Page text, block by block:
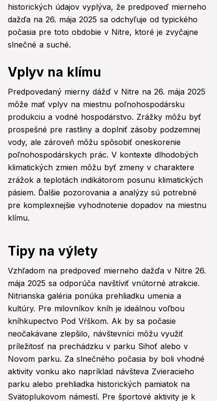
historických údajov vyplýva, že predpoveď mierneho
dažďa na 26. mája 2025 sa odchyľuje od typického
počasia pre toto obdobie v Nitre, ktoré je zvyčajne
slnečné a suché.
Vplyv na klímu
Predpovedaný mierny dážď v Nitre na 26. mája 2025
môže mať vplyv na miestnu poľnohospodársku
produkciu a vodné hospodárstvo. Zrážky môžu byť
prospešné pre rastliny a doplniť zásoby podzemnej
vody, ale zároveň môžu spôsobiť oneskorenie
poľnohospodárskych prác. V kontexte dlhodobých
klimatických zmien môžu byť zmeny v charaktere
zrážok a teplotách indikátorom posunu klimatických
pásiem. Ďalšie pozorovania a analýzy sú potrebné
pre komplexnejšie vyhodnotenie dopadov na miestnu
klímu.
Tipy na výlety
Vzhľadom na predpoveď mierneho dažďa v Nitre 26.
mája 2025 sa odporúča navštíviť vnútorné atrakcie.
Nitrianska galéria ponúka prehliadku umenia a
kultúry. Pre milovníkov kníh je ideálnou voľbou
kníhkupectvo Pod Vŕškom. Ak by sa počasie
neočakávane zlepšilo, návštevníci môžu využiť
príležitosť na prechádzku v parku Sihoť alebo v
Novom parku. Za slnečného počasia by boli vhodné
aktivity vonku ako napríklad návšteva Zvieracieho
parku alebo prehliadka historických pamiatok na
Svätoplukovom námestí. Pre športové aktivity je k